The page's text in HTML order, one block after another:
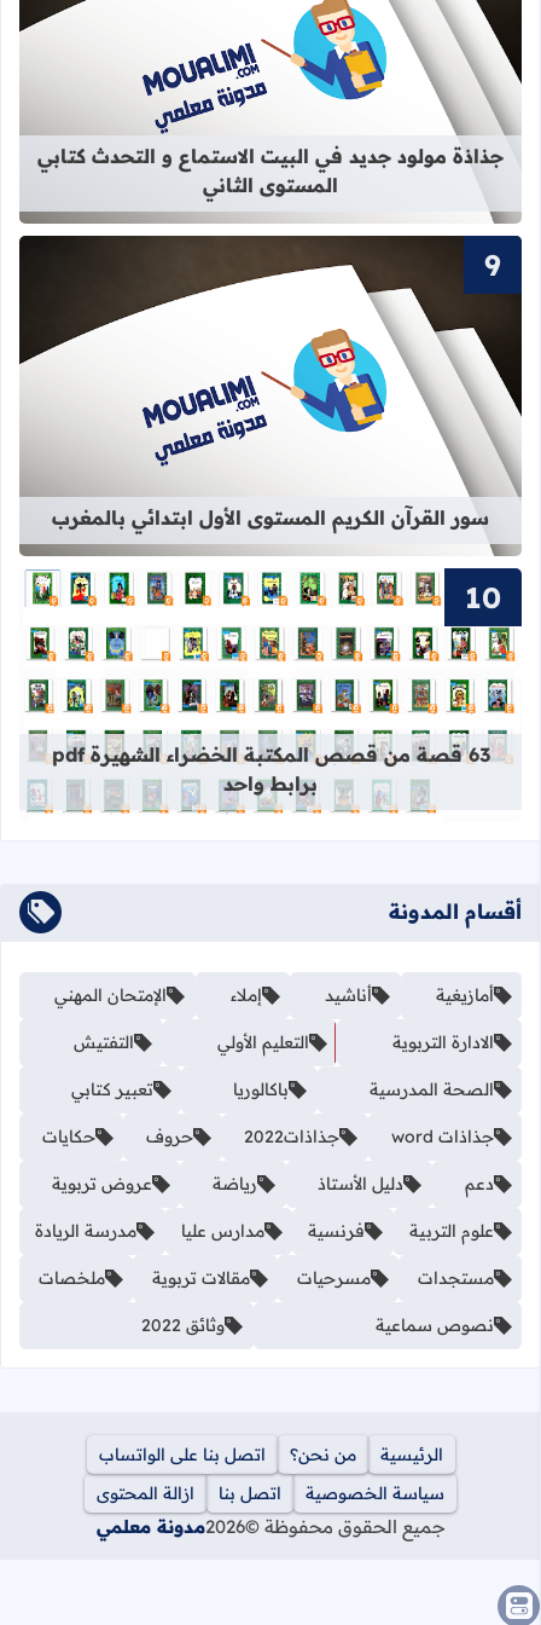
قراءة المزيد عن جذاذة مولود جديد
جذاذة مولود جديد في البيت الاستماع و التحدث كتابي
المستوى الثاني
قراءة المزيد عن سور القرآن الكريم
سور القرآن الكريم المستوى الأول ابتدائي بالمغرب
قراءة المزيد عن 63 قصة من قصص المكتبة الخضراء الشهيرة pdf برابط واحد
63 قصة من قصص المكتبة الخضراء الشهيرة pdf
برابط واحد
أقسام المدونة
أمازيغية أناشيد إملاء الإمتحان المهني
الادارة التربوية التعليم الأولي التفتيش
الصحة المدرسية باكالوريا تعبير كتابي
جذاذات word جذاذات2022 حروف حكايات
دعم دليل الأستاذ رياضة عروض تربوية
علوم التربية فرنسية مدارس عليا مدرسة الريادة
مستجدات مسرحيات مقالات تربوية ملخصات
نصوص سماعية وثائق 2022
جميع الحقوق محفوظة ©2026مدونة معلمي
الرئيسية من نحن؟
اتصل بنا على الواتساب
سياسة الخصوصية
اتصل بنا ازالة المحتوى